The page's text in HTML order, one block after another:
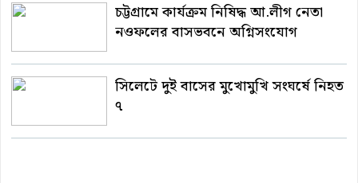
চট্টগ্রামে কার্যক্রম নিষিদ্ধ আ.লীগ নেতা
নওফলের বাসভবনে অগ্নিসংযোগ
সিলেটে দুই বাসের মুখোমুখি সংঘর্ষে নিহত
৭